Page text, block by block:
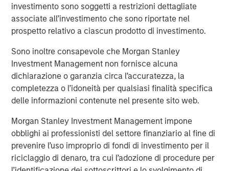
investimento sono soggetti a restrizioni dettagliate
associate all’investimento che sono riportate nel
prospetto relativo a ciascun prodotto di investimento.
Sono inoltre consapevole che Morgan Stanley
Investment Management non fornisce alcuna
dichiarazione o garanzia circa l’accuratezza, la
completezza o l’idoneità per qualsiasi finalità specifica
delle informazioni contenute nel presente sito web.
Morgan Stanley Investment Management impone
obblighi ai professionisti del settore finanziario al fine di
prevenire l’uso improprio di fondi di investimento per il
riciclaggio di denaro, tra cui l’adozione di procedure per
of operational excellence and drive enhanced value to
our customers.”
capital management and business services focus and
follows four previous business services sector
investments. These include Creative Circle, a specialized
staffing agency representing advertising, creative,
marketing, visual communication and digital/interactive
professionals; Access Cash, an independent service
provider that manages the largest network of ATMs in
Canada; EmployBridge, a leading provider of light
commercial temporary staffing services in the U.S.; and
Zenith, a specialist provider of fleet solutions to